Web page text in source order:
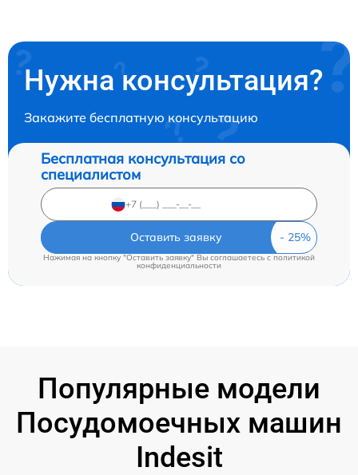
Нужна консультация?
Закажите бесплатную консультацию
Бесплатная консультация со
специалистом
Оставить заявку
Нажимая на кнопку "Оставить заявку" Вы соглашаетесь cполитикой
конфиденциальности
Популярные модели
Посудомоечных машин
Indesit